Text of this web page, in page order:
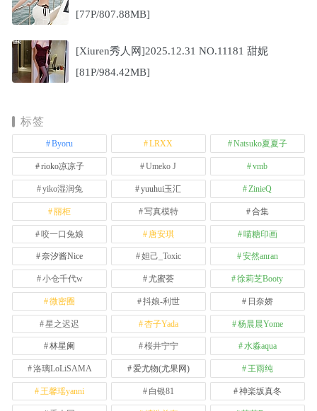
[77P/807.88MB]
[Xiuren秀人网]2025.12.31 NO.11181 甜妮
[81P/984.42MB]
标签
Byoru LRXX Natsuko夏夏子
rioko凉凉子 Umeko J vmb
yiko湿润兔 yuuhui玉汇 ZinieQ
丽柜 写真模特 合集
咬一口兔娘 唐安琪 喵糖印画
奈汐酱Nice 妲己_Toxic 安然anran
小仓千代w 尤蜜荟 徐莉芝Booty
微密圈 抖娘-利世 日奈娇
星之迟迟 杏子Yada 杨晨晨Yome
林星阑 桜井宁宁 水淼aqua
洛璃LoLiSAMA 爱尤物(尤果网) 王雨纯
王馨瑶yanni 白银81 神楽坂真冬